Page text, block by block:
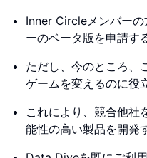
Inner Circleメンバー
ーのベータ版を申請す
ただし、今のところ、
ゲームを変えるのに役
これにより、競合他社
能性の高い製品を開発